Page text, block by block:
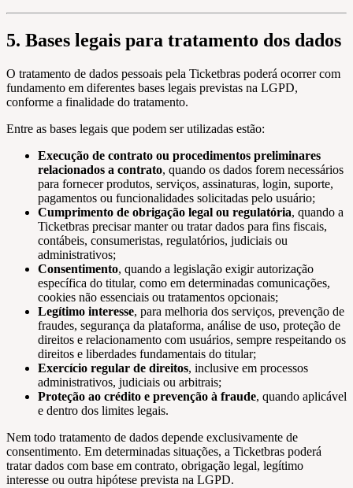
5. Bases legais para tratamento dos dados
O tratamento de dados pessoais pela Ticketbras poderá ocorrer com
fundamento em diferentes bases legais previstas na LGPD,
conforme a finalidade do tratamento.
Entre as bases legais que podem ser utilizadas estão:
Execução de contrato ou procedimentos preliminares
relacionados a contrato, quando os dados forem necessários
para fornecer produtos, serviços, assinaturas, login, suporte,
pagamentos ou funcionalidades solicitadas pelo usuário;
Cumprimento de obrigação legal ou regulatória, quando a
Ticketbras precisar manter ou tratar dados para fins fiscais,
contábeis, consumeristas, regulatórios, judiciais ou
administrativos;
Consentimento, quando a legislação exigir autorização
específica do titular, como em determinadas comunicações,
cookies não essenciais ou tratamentos opcionais;
Legítimo interesse, para melhoria dos serviços, prevenção de
fraudes, segurança da plataforma, análise de uso, proteção de
direitos e relacionamento com usuários, sempre respeitando os
direitos e liberdades fundamentais do titular;
Exercício regular de direitos, inclusive em processos
administrativos, judiciais ou arbitrais;
Proteção ao crédito e prevenção à fraude, quando aplicável
e dentro dos limites legais.
Nem todo tratamento de dados depende exclusivamente de
consentimento. Em determinadas situações, a Ticketbras poderá
tratar dados com base em contrato, obrigação legal, legítimo
interesse ou outra hipótese prevista na LGPD.